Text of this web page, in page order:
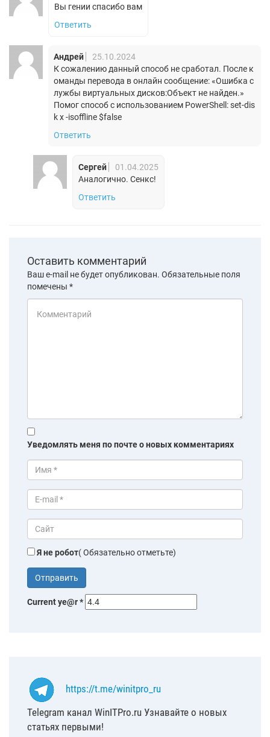
Вы гении спасибо вам
Ответить
Андрей
25.10.2024
К сожалению данный способ не сработал. После к
оманды перевода в онлайн сообщение: «Ошибка с
лужбы виртуальных дисков:Объект не найден.»
Помог способ с использованием PowerShell: set-dis
k x -isoffline $false
Ответить
Сергей
01.04.2025
Аналогично. Сенкс!
Ответить
Оставить комментарий
Ваш e-mail не будет опубликован. Обязательные поля
помечены *
Уведомлять меня по почте о новых комментариях
Я не робот( Обязательно отметьте)
Current ye@r*
https://t.me/winitpro_ru
Telegram канал WinITPro.ru Узнавайте о новых
статьях первыми!